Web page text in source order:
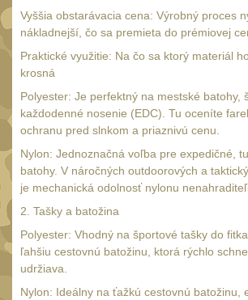
Náradie a nástroje 33
AR15
AK47
.227
.223 (5.56mm)
.243 .260 (6.5mm)7
.270 .280 (7mm)
.30 .308 (7.62mm)
12GA, 20GA 10
.40 .41
.44 .45 6
Vyššia obstarávacia cena: Výrobný proces
nákladnejší, čo sa premieta do prémiovej
Praktické využitie: Na čo sa ktorý materiál
krosná
Polyester: Je perfektný na mestské batohy,
každodenné nosenie (EDC). Tu oceníte
ochranu pred slnkom a priaznivú cenu.
Nylon: Jednoznačná voľba pre expedičné,
batohy. V náročných outdoorových a
je mechanická odolnosť nylonu
2. Tašky a batožina
Polyester: Vhodný na športové tašky do
ľahšiu cestovnú batožinu, ktorá rýchlo
udržiava.
Nylon: Ideálny na ťažkú cestovnú batožinu,